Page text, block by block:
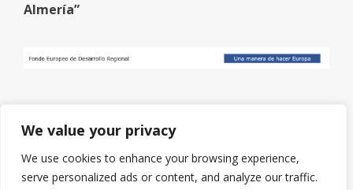
We value your privacy
We use cookies to enhance your browsing experience,
serve personalized ads or content, and analyze our traffic.
Almería”